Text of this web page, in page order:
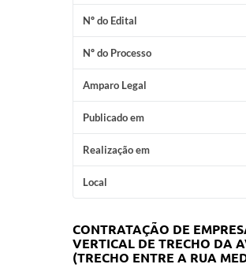
Nº do Edital
Nº do Processo
Amparo Legal
Publicado em
Realização em
Local
CONTRATAÇÃO DE
VERTICAL DE TRECHO DA
(TRECHO ENTRE A RUA